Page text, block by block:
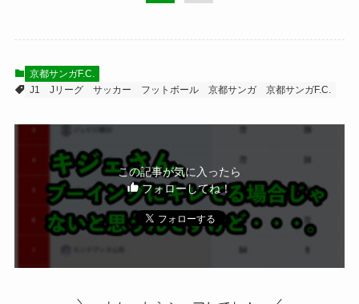
京都サンガF.C.
J1
Jリーグ サッカー フットボール 京都サンガ 京都サンガF.C.
この記事が気に入ったら
フォローしてね！